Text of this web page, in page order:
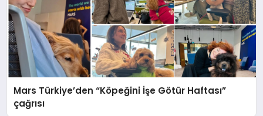
Mars Türkiye’den “Köpeğini İşe Götür Haftası”
çağrısı